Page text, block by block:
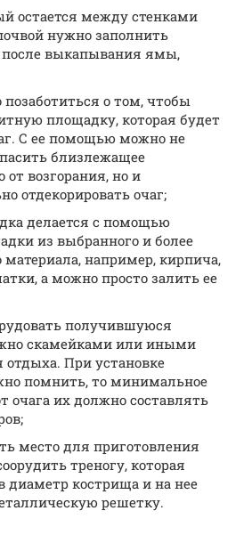
остается между стенками
нужно заполнить
выкапывания ямы,
о том, чтобы
площадку, которая будет
С ее помощью можно не
близлежащее
от возгорания, но и
отдекорировать очаг;
делается с помощью
из выбранного и более
материала, например, кирпича,
а можно просто залить ее
получившуюся
скамейками или иными
При установке
помнить, то минимальное
очага их должно составлять
место для приготовления
треногу, которая
диаметр кострища и на нее
решетку.